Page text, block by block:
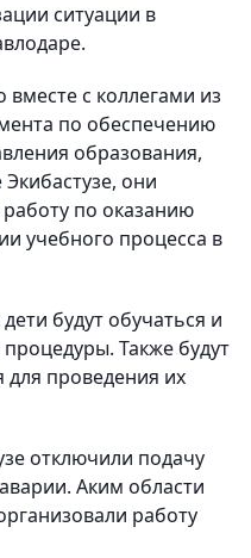
ситуации в
с коллегами из
по обеспечению
образования,
они
по оказанию
учебного процесса в
будут обучаться и
Также будут
проведения их
отключили подачу
Аким области
работу